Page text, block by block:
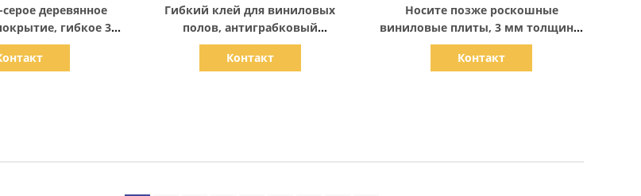
деревянное
гибкое 3
покрытие
Гибкий клей для виниловых
полов, антиграбковый
виниловый планковый пол
Контакт
Носите позже роскошные
виниловые плиты, 3 мм толщины
коммерческие виниловые полы
Контакт